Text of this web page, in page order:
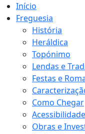
Início
Freguesia
História
Heráldica
Topónimo
Lendas e
Festas e
Como Chegar
Obras e